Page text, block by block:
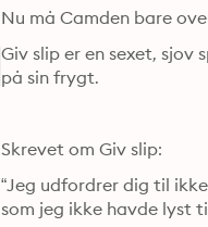
Nu må Camden bare
Giv slip er en sexet,
på sin frygt.
Skrevet om Giv slip:
“Jeg udfordrer dig til